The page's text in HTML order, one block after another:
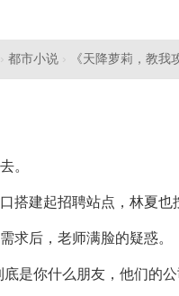
› 都市小说 › 《天降萝莉，教我
。
搭建起招聘站点，林夏也
求后，老师满脸的疑惑。
底是你什么朋友，他们的